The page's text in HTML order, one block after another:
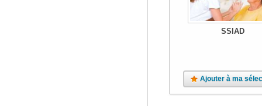
SSIAD
Ajouter à ma